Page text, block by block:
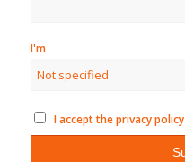
I'm
I accept the privacy policy